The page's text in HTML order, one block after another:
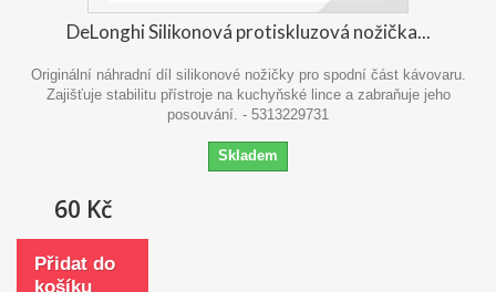
DeLonghi Silikonová protiskluzová nožička...
Originální náhradní díl silikonové nožičky pro spodní část kávovaru.
Zajišťuje stabilitu přístroje na kuchyňské lince a zabraňuje jeho
posouvání. - 5313229731
Skladem
60 Kč
Přidat do
košíku